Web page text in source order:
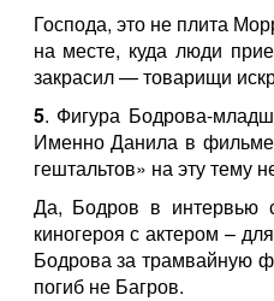
Господа, это не плита
на месте, куда люди
закрасил — товарищи
5. Фигура Бодрова-
Именно Данила в
гештальтов» на эту тему
Да, Бодров в интервью
киногероя с актером –
Бодрова за трамвайную
погиб не Багров.